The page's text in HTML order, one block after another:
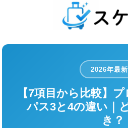
2026年最
【7項目から比較】
パス3と4の違い｜
き？